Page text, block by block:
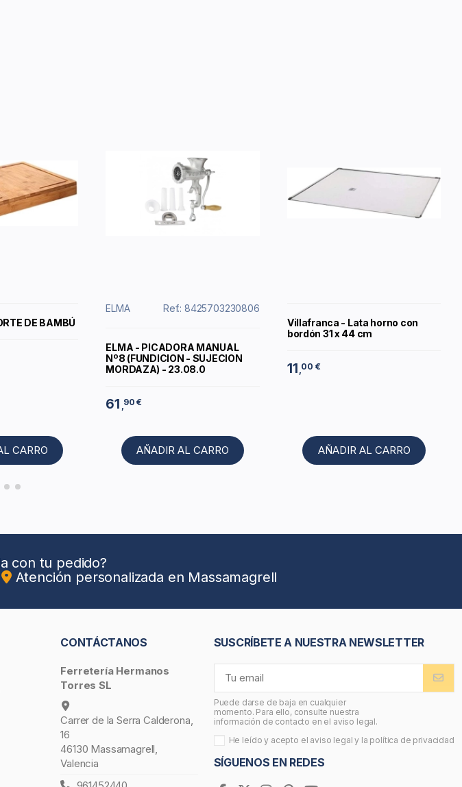
DE BAMBÚ
CARRO
ELMA Ref.: 8425703230806
ELMA - PICADORA MANUAL
Nº8 (FUNDICION - SUJECION
MORDAZA) - 23.08.0
61 ,90 €
AÑADIR AL CARRO
Villafranca - Lata horno con
bordón 31 x 44 cm
11 ,00 €
AÑADIR AL CARRO
con tu pedido?
Atención personalizada en Massamagrell
CONTÁCTANOS
Ferretería Hermanos
Torres SL
Carrer de la Serra Calderona,
16
46130 Massamagrell,
Valencia
SUSCRÍBETE A NUESTRA NEWSLETTER
Puede darse de baja en cualquier
momento. Para ello, consulte nuestra
información de contacto en el aviso legal.
He leído y acepto el aviso legal y la política de privacidad
SÍGUENOS EN REDES